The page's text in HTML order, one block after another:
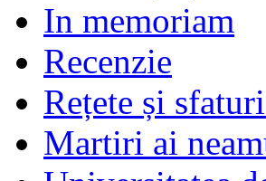
In memoriam
Recenzie
Rețete și
Martiri ai